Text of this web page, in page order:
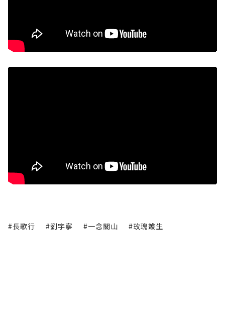
#長歌行 #劉宇寧 #一念關山 #玫瑰叢生